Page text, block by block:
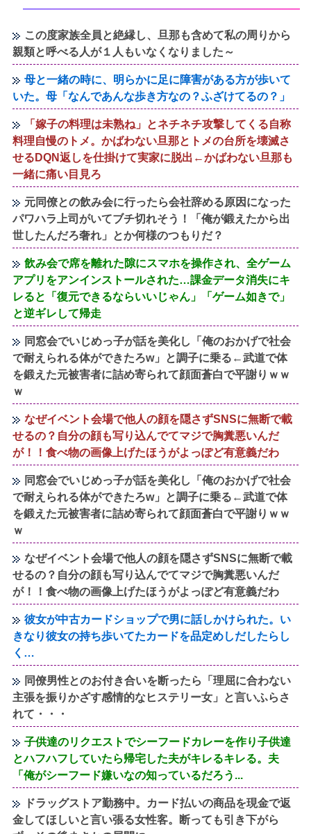
この度家族全員と絶縁し、旦那も含めて私の周りから
親類と呼べる人が１人もいなくなりました～
母と一緒の時に、明らかに足に障害がある方が歩いて
いた。母「なんであんな歩き方なの？ふざけてるの？」
「嫁子の料理は未熟ね」とネチネチ攻撃してくる自称
料理自慢のトメ。かばわない旦那とトメの台所を壊滅さ
せるDQN返しを仕掛けて実家に脱出←かばわない旦那も
一緒に痛い目見ろ
元同僚との飲み会に行ったら会社辞める原因になった
パワハラ上司がいてブチ切れそう！「俺が鍛えたから出
世したんだろ奢れ」とか何様のつもりだ？
飲み会で席を離れた隙にスマホを操作され、全ゲーム
アプリをアンインストールされた…課金データ消失にキ
レると「復元できるならいいじゃん」「ゲーム如きで」
と逆ギレして帰走
同窓会でいじめっ子が話を美化し「俺のおかげで社会
で耐えられる体ができたろw」と調子に乗る←武道で体
を鍛えた元被害者に詰め寄られて顔面蒼白で平謝りｗｗ
ｗ
なぜイベント会場で他人の顔を隠さずSNSに無断で載
せるの？自分の顔も写り込んでてマジで胸糞悪いんだ
が！！食べ物の画像上げたほうがよっぽど有意義だわ
同窓会でいじめっ子が話を美化し「俺のおかげで社会
で耐えられる体ができたろw」と調子に乗る←武道で体
を鍛えた元被害者に詰め寄られて顔面蒼白で平謝りｗｗ
ｗ
なぜイベント会場で他人の顔を隠さずSNSに無断で載
せるの？自分の顔も写り込んでてマジで胸糞悪いんだ
が！！食べ物の画像上げたほうがよっぽど有意義だわ
彼女が中古カードショップで男に話しかけられた。い
きなり彼女の持ち歩いてたカードを品定めしだしたらし
く…
同僚男性とのお付き合いを断ったら「理屈に合わない
主張を振りかざす感情的なヒステリー女」と言いふらさ
れて・・・
子供達のリクエストでシーフードカレーを作り子供達
とハフハフしていたら帰宅した夫がキレるキレる。夫
「俺がシーフード嫌いなの知っているだろう...
ドラッグストア勤務中。カード払いの商品を現金で返
金してほしいと言い張る女性客。断っても引き下がら